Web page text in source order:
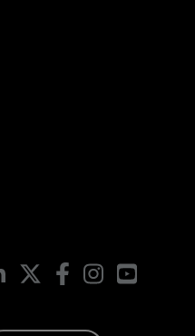
LinkedIn FacebookInstagramYouTube